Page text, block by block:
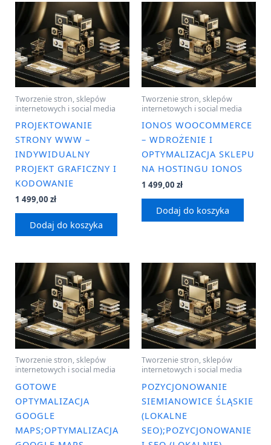
Tworzenie stron, sklepów
internetowych i social media
PROJEKTOWANIE
STRONY WWW –
INDYWIDUALNY
PROJEKT GRAFICZNY I
KODOWANIE
1 499,00 zł
Dodaj do koszyka
Tworzenie stron, sklepów
internetowych i social media
IONOS WOOCOMMERCE
– WDROŻENIE I
OPTYMALIZACJA SKLEPU
NA HOSTINGU IONOS
1 499,00 zł
Dodaj do koszyka
Tworzenie stron, sklepów
internetowych i social media
GOTOWE
OPTYMALIZACJA
GOOGLE
MAPS;OPTYMALIZACJA
Tworzenie stron, sklepów
internetowych i social media
POZYCJONOWANIE
SIEMIANOWICE ŚLĄSKIE
(LOKALNE
SEO);POZYCJONOWANIE